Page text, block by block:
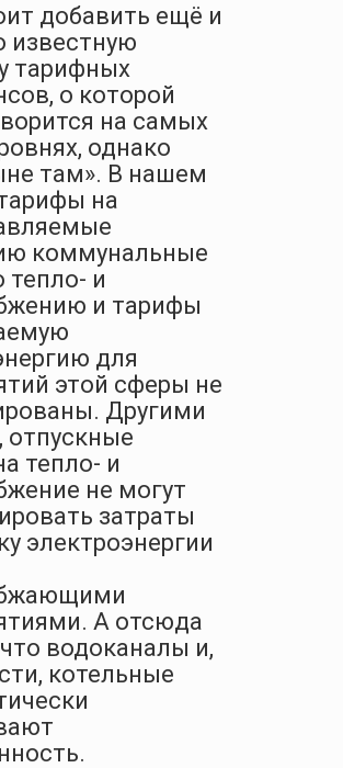
добавить ещё и
известную
тарифных
о которой
на самых
однако
там». В нашем
на
коммунальные
тепло- и
и тарифы
для
этой сферы не
Другими
отпускные
тепло- и
не могут
затраты
электроэнергии
А отсюда
водоканалы и,
котельные